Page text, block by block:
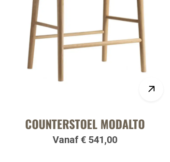
COUNTERSTOEL MODALTO
Vanaf € 541,00